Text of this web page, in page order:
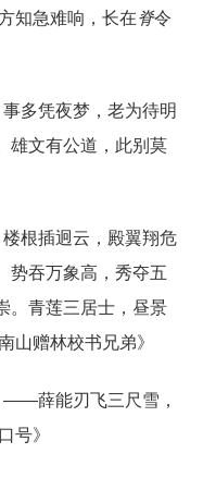
知急难响，长在脊令
多凭夜梦，老为待明
雄文有公道，此别莫
根插迥云，殿翼翔危
势吞万象高，秀夺五
。青莲三居士，昼景
山赠林校书兄弟》
——薛能刃飞三尺雪，
号》